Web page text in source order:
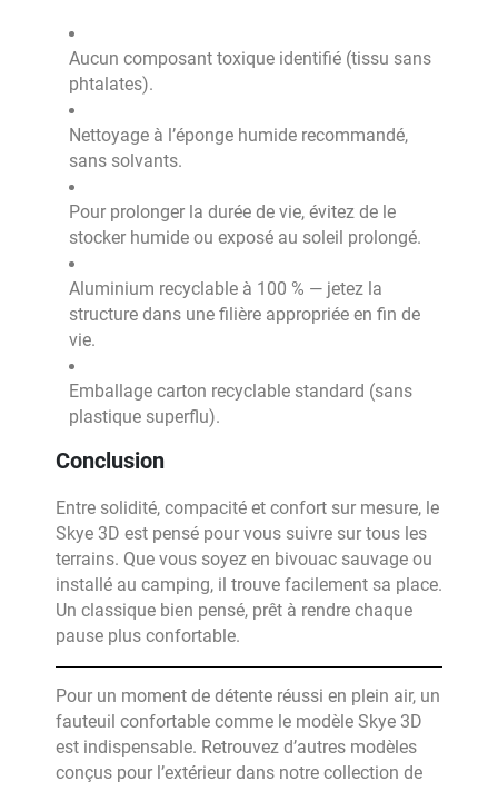
Aucun composant toxique identifié (tissu sans
phtalates).
Nettoyage à l’éponge humide recommandé,
sans solvants.
Pour prolonger la durée de vie, évitez de le
stocker humide ou exposé au soleil prolongé.
Aluminium recyclable à 100 % — jetez la
structure dans une filière appropriée en fin de
vie.
Emballage carton recyclable standard (sans
plastique superflu).
Conclusion
Entre solidité, compacité et confort sur mesure, le
Skye 3D est pensé pour vous suivre sur tous les
terrains. Que vous soyez en bivouac sauvage ou
installé au camping, il trouve facilement sa place.
Un classique bien pensé, prêt à rendre chaque
pause plus confortable.
Pour un moment de détente réussi en plein air, un
fauteuil confortable comme le modèle Skye 3D
est indispensable. Retrouvez d’autres modèles
conçus pour l’extérieur dans notre collection de